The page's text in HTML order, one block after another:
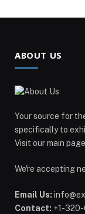
ABOUT US
Your source for
specifically to
Visit our main
We're accepting
Email Us:
Contact: +1-